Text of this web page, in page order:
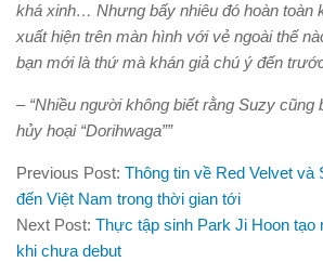
khá xinh… Nhưng bấy nhiêu đó hoàn toàn
xuất hiện trên màn hình với vẻ ngoài thế
bạn mới là thứ mà khán giả chú ý đến
– “Nhiều người không biết rằng Suzy
hủy hoại “Dorihwaga””
Previous Post: Thông tin về Red Velvet và
đến Việt Nam trong thời gian tới
Next Post: Thực tập sinh Park Ji Hoon tạo
khi chưa debut